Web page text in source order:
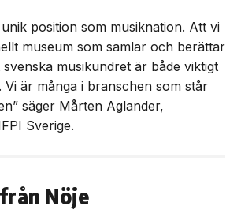
position som musiknation. Att vi
museum som samlar och berättar
musikundret är både viktigt
Vi är många i branschen som står
säger Mårten Aglander,
Sverige.
Nöje